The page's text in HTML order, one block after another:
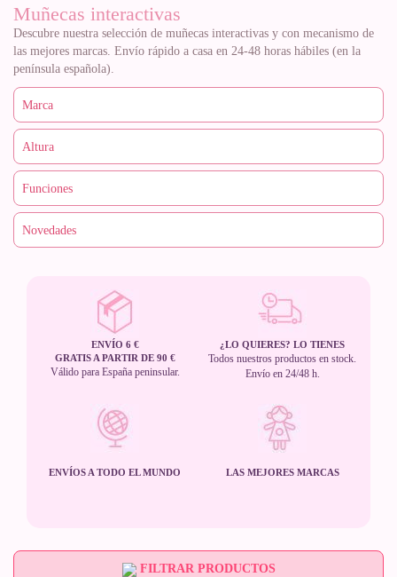
Muñecas interactivas
Descubre nuestra selección de muñecas interactivas y con mecanismo de
las mejores marcas. Envío rápido a casa en 24-48 horas hábiles (en la
península española).
ENVÍO 6 €
GRATIS A PARTIR DE 90 €
Válido para España peninsular.
¿LO QUIERES? LO TIENES
Todos nuestros productos en stock.
Envío en 24/48 h.
ENVÍOS A TODO EL MUNDO LAS MEJORES MARCAS
FILTRAR PRODUCTOS